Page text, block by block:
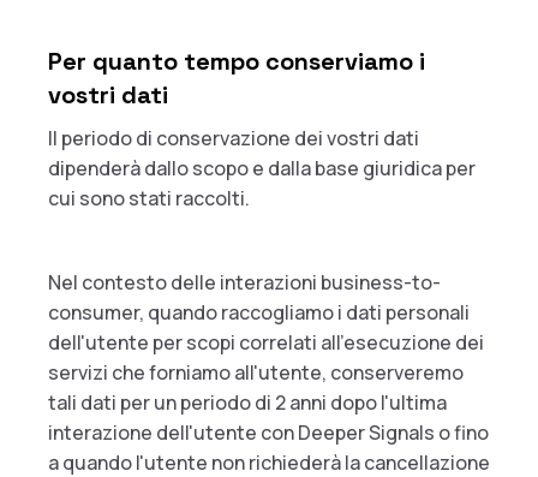
Per quanto tempo conserviamo i
vostri dati
Il periodo di conservazione dei vostri dati
dipenderà dallo scopo e dalla base giuridica per
cui sono stati raccolti.
Nel contesto delle interazioni business-to-
consumer, quando raccogliamo i dati personali
dell'utente per scopi correlati all'esecuzione dei
servizi che forniamo all'utente, conserveremo
tali dati per un periodo di 2 anni dopo l'ultima
interazione dell'utente con Deeper Signals o fino
a quando l'utente non richiederà la cancellazione